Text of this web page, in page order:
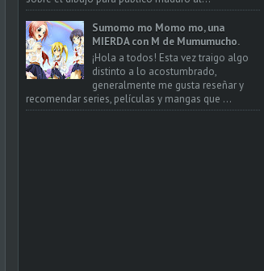
Sumomo mo Momo mo, una
MIERDA con M de Mumumucho.
¡Hola a todos! Esta vez traigo algo
distinto a lo acostumbrado,
generalmente me gusta reseñar y
recomendar series, películas y mangas que ...